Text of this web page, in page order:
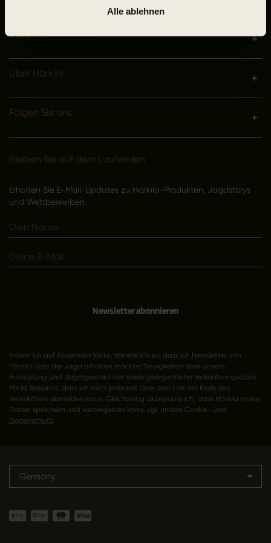
Alle ablehnen
Support
Über Härkila
Folgen Sie uns
Bleiben Sie auf dem Laufenden
Erhalten Sie E-Mail-Updates zu Härkila-Produkten, Jagdstorys
und Wettbewerben.
Newsletter abonnieren
Indem ich auf Absenden klicke, stimme ich zu, dass ich Newsletter von
Härkila über die Jagd erhalten möchte; Neuigkeiten über unsere
Ausrüstung und Jagdgeschichten sowie gelegentliche Verkaufsangebote.
Mir ist bekannt, dass ich mich jederzeit über den Link am Ende des
Newsletters abmelden kann. Gleichzeitig akzeptiere ich, dass Härkila meine
Daten speichern und weitergeben kann, vgl. unsere Cookie- und
Datenschutz.
Germany